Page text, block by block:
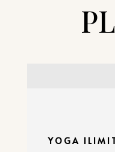
YOGA